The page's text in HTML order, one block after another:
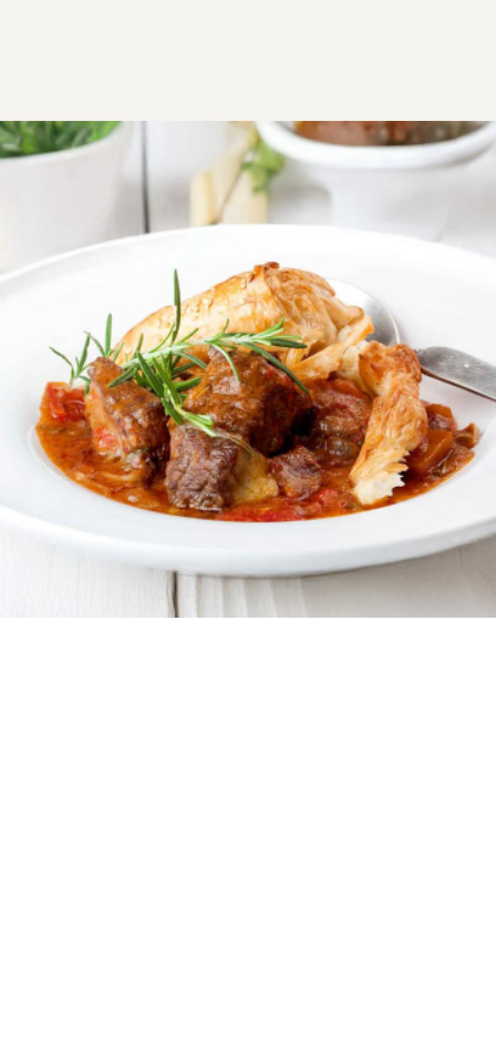
ΣΥΝΤΑΓΕΣ
Μοσχάρι μεθυσμένο στη γάστρα
σε τραγανή σφολιάτα
Ένα εντυπωσιακό πιάτο με πλούσια γεύση, ιδανικό
για τραπέζι με φίλους ή γιορτινή περίσταση.
Εύκολη 1:00
6 μερίδες 20 λεπτά 40 λεπτά